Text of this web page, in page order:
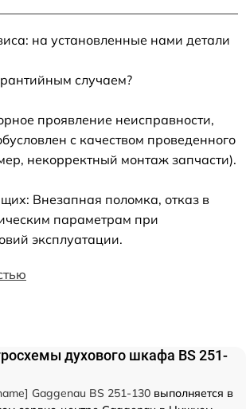
на установленные нами детали
случаем?
проявление неисправности,
с качеством проведенного
некорректный монтаж запчасти).
Внезапная поломка, отказ в
параметрам при
эксплуатации.
духового шкафа BS 251-
Gaggenau BS 251-130 выполняется в